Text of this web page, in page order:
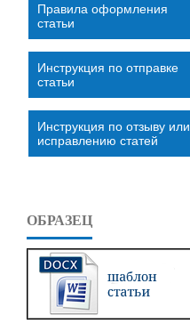
Правила оформления
статьи
Инструкция по отправке
статьи
Инструкция по отзыву или
исправлению статей
ОБРАЗЕЦ